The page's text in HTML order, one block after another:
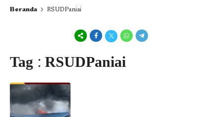
Beranda RSUDPaniai
Tag : RSUDPaniai